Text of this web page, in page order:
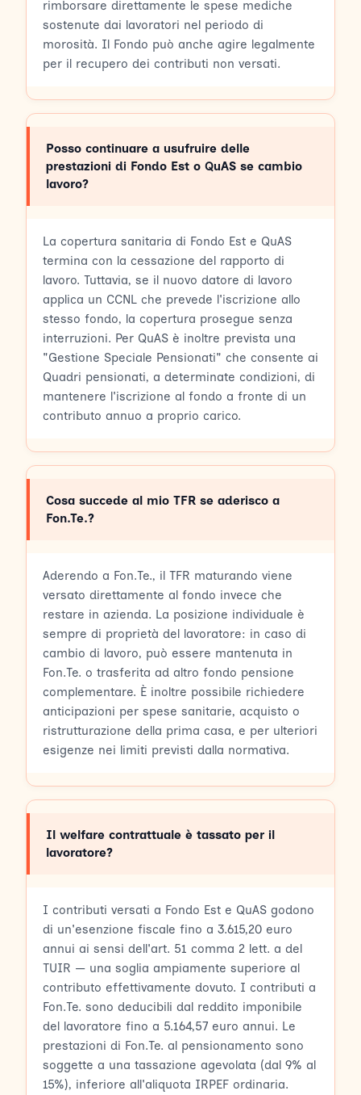
rimborsare direttamente le spese mediche
sostenute dai lavoratori nel periodo di
morosità. Il Fondo può anche agire legalmente
per il recupero dei contributi non versati.
Posso continuare a usufruire delle
prestazioni di Fondo Est o QuAS se cambio
lavoro?
La copertura sanitaria di Fondo Est e QuAS
termina con la cessazione del rapporto di
lavoro. Tuttavia, se il nuovo datore di lavoro
applica un CCNL che prevede l'iscrizione allo
stesso fondo, la copertura prosegue senza
interruzioni. Per QuAS è inoltre prevista una
"Gestione Speciale Pensionati" che consente ai
Quadri pensionati, a determinate condizioni, di
mantenere l'iscrizione al fondo a fronte di un
contributo annuo a proprio carico.
Cosa succede al mio TFR se aderisco a
Fon.Te.?
Aderendo a Fon.Te., il TFR maturando viene
versato direttamente al fondo invece che
restare in azienda. La posizione individuale è
sempre di proprietà del lavoratore: in caso di
cambio di lavoro, può essere mantenuta in
Fon.Te. o trasferita ad altro fondo pensione
complementare. È inoltre possibile richiedere
anticipazioni per spese sanitarie, acquisto o
ristrutturazione della prima casa, e per ulteriori
esigenze nei limiti previsti dalla normativa.
Il welfare contrattuale è tassato per il
lavoratore?
I contributi versati a Fondo Est e QuAS godono
di un'esenzione fiscale fino a 3.615,20 euro
annui ai sensi dell'art. 51 comma 2 lett. a del
TUIR — una soglia ampiamente superiore al
contributo effettivamente dovuto. I contributi a
Fon.Te. sono deducibili dal reddito imponibile
del lavoratore fino a 5.164,57 euro annui. Le
prestazioni di Fon.Te. al pensionamento sono
soggette a una tassazione agevolata (dal 9% al
15%), inferiore all'aliquota IRPEF ordinaria.